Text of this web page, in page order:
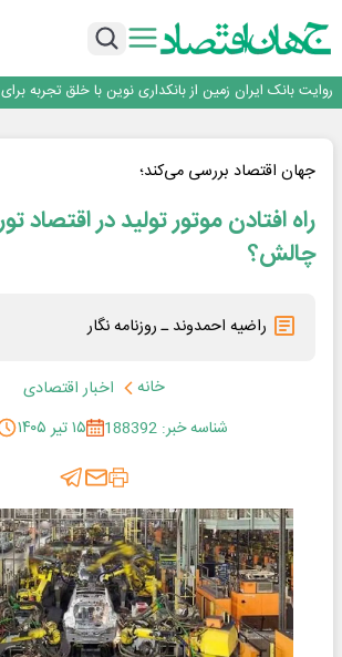
اجرای برنامه تحول بانک با تمرکز بر منابع پایدار، درآمدهای
داد
روایت بانک ایران زمین از بانکداری نوین با خلق تجربه
سرپرست اداره کل روابط عمومی بیمه مرکزی منصوب شد
اجرای برنامه تحول بانک با تمرکز بر منابع پایدار، درآمدهای
جهان اقتصاد بررسی می‌کند؛
راه افتادن موتور تولید در اقتصاد
چالش؟
راضیه احمدوند ـ روزنامه نگار
خانه
اخبار اقتصادی
شناسه خبر: 188392
۱۵ تیر ۱۴۰۵